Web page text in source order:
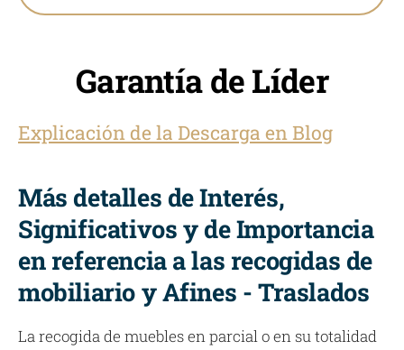
Garantía de Líder
Explicación de la Descarga en Blog
Más detalles de Interés,
Significativos y de Importancia
en referencia a las recogidas de
mobiliario y Afines - Traslados
La recogida de muebles en parcial o en su totalidad